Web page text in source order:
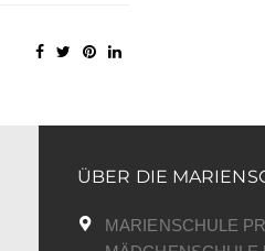
ÜBER DIE
MARIENSCHULE